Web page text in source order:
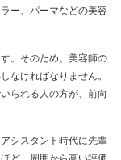
ー、パーマなどの美容
。そのため、美容師の
なければなりません。
られる人の方が、前向
シスタント時代に先輩
ど、周囲から高い評価